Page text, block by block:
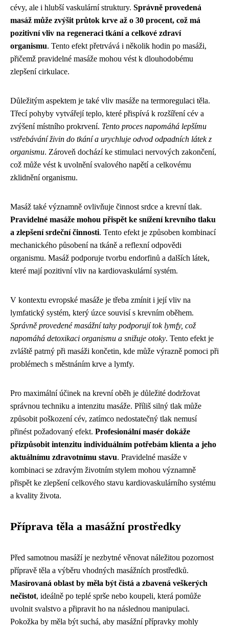
cévy, ale i hlubší vaskulární struktury. Správně provedená
masáž může zvýšit průtok krve až o 30 procent, což má
pozitivní vliv na regeneraci tkání a celkové zdraví
organismu. Tento efekt přetrvává i několik hodin po masáži,
přičemž pravidelné masáže mohou vést k dlouhodobému
zlepšení cirkulace.
Důležitým aspektem je také vliv masáže na termoregulaci těla.
Třecí pohyby vytvářejí teplo, které přispívá k rozšíření cév a
zvýšení místního prokrvení. Tento proces napomáhá lepšímu
vstřebávání živin do tkání a urychluje odvod odpadních látek z
organismu. Zároveň dochází ke stimulaci nervových zakončení,
což může vést k uvolnění svalového napětí a celkovému
zklidnění organismu.
Masáž také významně ovlivňuje činnost srdce a krevní tlak.
Pravidelné masáže mohou přispět ke snížení krevního tlaku
a zlepšení srdeční činnosti. Tento efekt je způsoben kombinací
mechanického působení na tkáně a reflexní odpovědi
organismu. Masáž podporuje tvorbu endorfinů a dalších látek,
které mají pozitivní vliv na kardiovaskulární systém.
V kontextu evropské masáže je třeba zmínit i její vliv na
lymfatický systém, který úzce souvisí s krevním oběhem.
Správně provedené masážní tahy podporují tok lymfy, což
napomáhá detoxikaci organismu a snižuje otoky. Tento efekt je
zvláště patrný při masáži končetin, kde může výrazně pomoci při
problémech s městnáním krve a lymfy.
Pro maximální účinek na krevní oběh je důležité dodržovat
správnou techniku a intenzitu masáže. Příliš silný tlak může
způsobit poškození cév, zatímco nedostatečný tlak nemusí
přinést požadovaný efekt. Profesionální masér dokáže
přizpůsobit intenzitu individuálním potřebám klienta a jeho
aktuálnímu zdravotnímu stavu. Pravidelné masáže v
kombinaci se zdravým životním stylem mohou významně
přispět ke zlepšení celkového stavu kardiovaskulárního systému
a kvality života.
Příprava těla a masážní prostředky
Před samotnou masáží je nezbytné věnovat náležitou pozornost
přípravě těla a výběru vhodných masážních prostředků.
Masírovaná oblast by měla být čistá a zbavená veškerých
nečistot, ideálně po teplé sprše nebo koupeli, která pomůže
uvolnit svalstvo a připravit ho na následnou manipulaci.
Pokožka by měla být suchá, aby masážní přípravky mohly